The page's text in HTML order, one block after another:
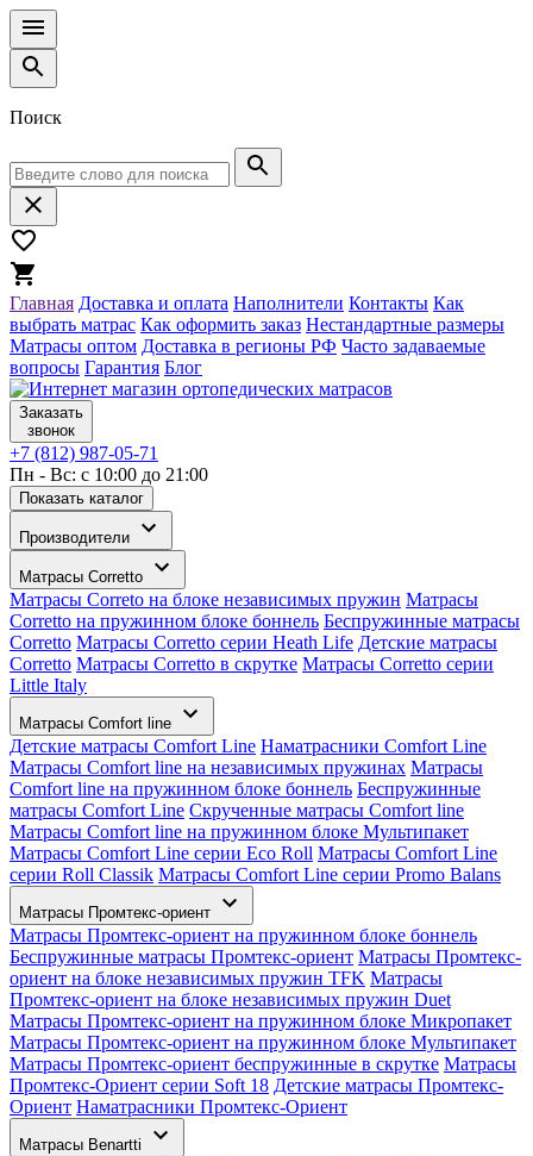
Поиск
Главная Доставка и оплата Наполнители Контакты Как
выбрать матрас Как оформить заказ Нестандартные размеры
Матрасы оптом Доставка в регионы РФ Часто задаваемые
вопросы Гарантия Блог
Заказать
звонок
+7 (812) 987-05-71
Пн - Вс: с 10:00 до 21:00
Показать каталог
Производители
Матрасы Corretto
Матрасы Correto на блоке независимых пружин Матрасы
Corretto на пружинном блоке боннель Беспружинные матрасы
Corretto Матрасы Corretto серии Heath Life Детские матрасы
Corretto Матрасы Corretto в скрутке Матрасы Corretto серии
Little Italy
Матрасы Comfort line
Детские матрасы Comfort Line Наматрасники Comfort Line
Матрасы Comfort line на независимых пружинах Матрасы
Comfort line на пружинном блоке боннель Беспружинные
матрасы Comfort Line Скрученные матрасы Comfort line
Матрасы Comfort line на пружинном блоке Мультипакет
Матрасы Comfort Line серии Eco Roll Матрасы Comfort Line
серии Roll Classik Матрасы Comfort Line серии Promo Balans
Матрасы Промтекс-ориент
Матрасы Промтекс-ориент на пружинном блоке боннель
Беспружинные матрасы Промтекс-ориент Матрасы Промтекс-
ориент на блоке независимых пружин TFK Матрасы
Промтекс-ориент на блоке независимых пружин Duet
Матрасы Промтекс-ориент на пружинном блоке Микропакет
Матрасы Промтекс-ориент на пружинном блоке Мультипакет
Матрасы Промтекс-ориент беспружинные в скрутке Матрасы
Промтекс-Ориент серии Soft 18 Детские матрасы Промтекс-
Ориент Наматрасники Промтекс-Ориент
Матрасы Benartti